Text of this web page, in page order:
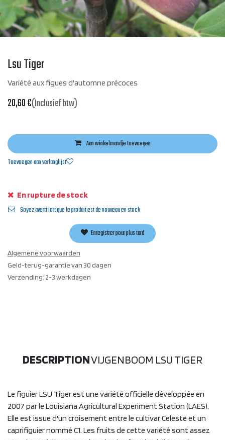
Lsu Tiger
Variété aux figues d'automne précoces
20,60€(Inclusief btw)
Aan winkelmandje toevoegen
Toevoegen aan verlanglijst
En rupture de stock
Soyez averti lorsque le produit est de nouveau en stock
Enregistrer pour plus tard
Algemene voorwaarden
Geld-terug-garantie van 30 dagen
Verzending: 2-3 werkdagen
DESCRIPTIONVIJGENBOOM LSU TIGER
Le figuier LSU Tiger est une variété officielle développée en
2007 par le Louisiana Agricultural Experiment Station (LAES).
Elle est issue d'un croisement entre le cultivar Celeste et un
caprifiguier nommé C1. Les fruits de cette variété sont assez